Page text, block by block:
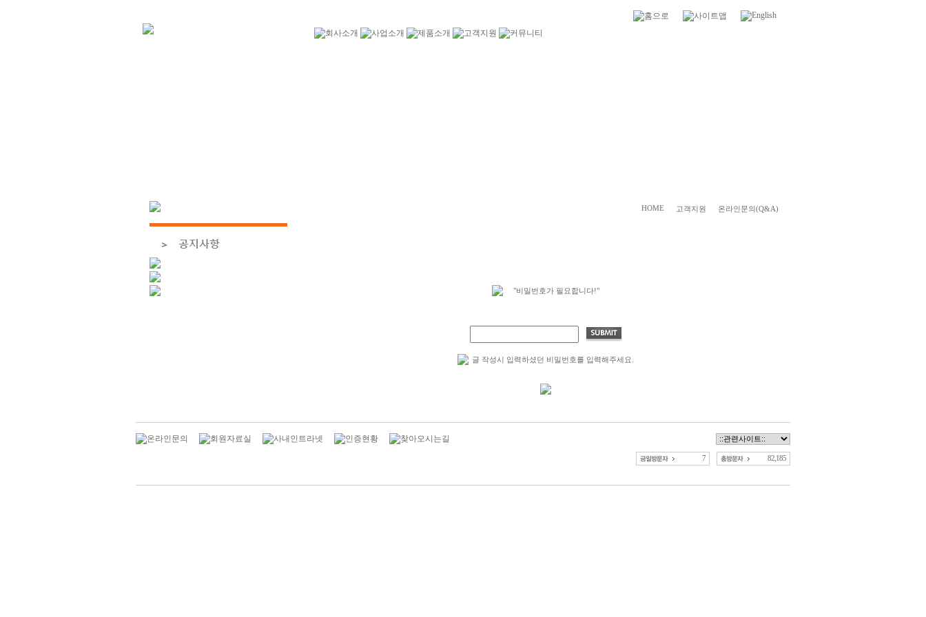
HOME 고객지원 온라인문의(Q&A)
"비밀번호가 필요합니다!"
글 작성시 입력하셨던 비밀번호를 입력해주세요.
82,185
7